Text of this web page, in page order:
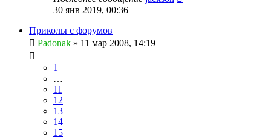
30 янв 2019, 00:36
Приколы с форумов
Padonak » 11 мар 2008, 14:19
1
…
11
12
13
14
15